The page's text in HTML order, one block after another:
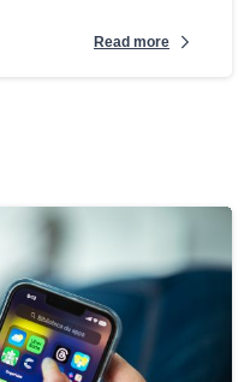
Read more